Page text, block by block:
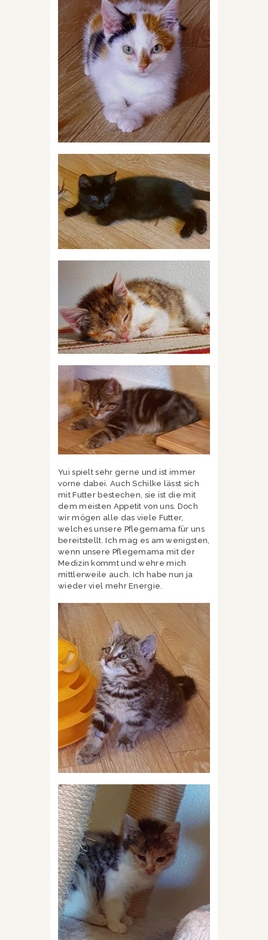
Yui spielt sehr gerne und ist immer
vorne dabei. Auch Schilke lässt sich
mit Futter bestechen, sie ist die mit
dem meisten Appetit von uns. Doch
wir mögen alle das viele Futter,
welches unsere Pflegemama für uns
bereitstellt. Ich mag es am wenigsten,
wenn unsere Pflegemama mit der
Medizin kommt und wehre mich
mittlerweile auch. Ich habe nun ja
wieder viel mehr Energie.